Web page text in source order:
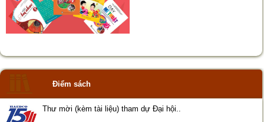
Điểm sách
Thư mời (kèm tài liệu) tham dự Đại hội..